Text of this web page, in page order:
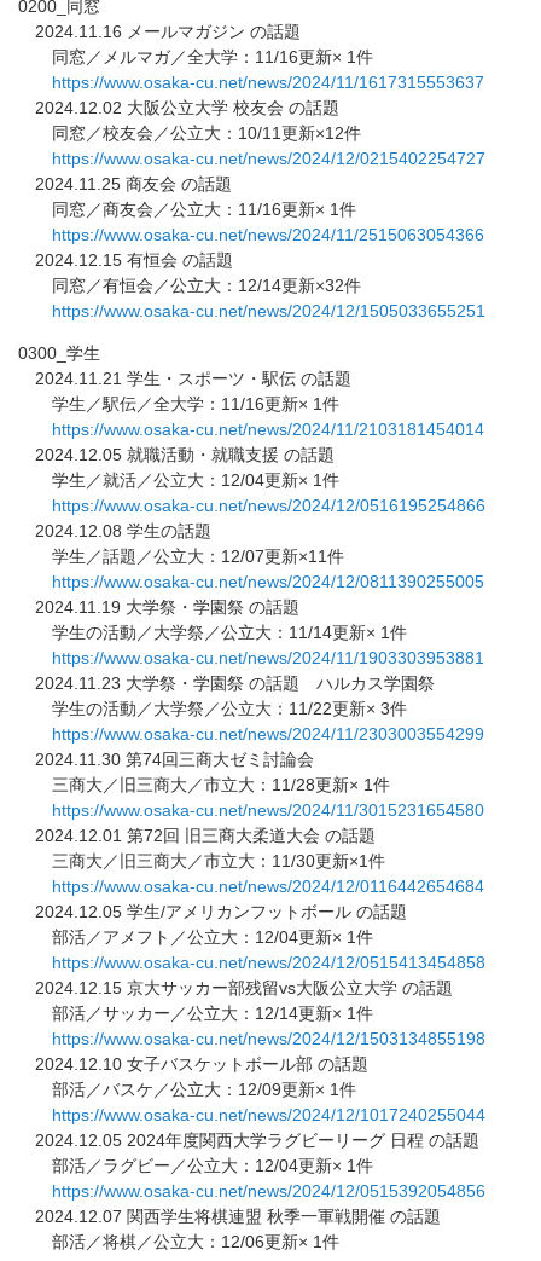
0200_同窓
2024.11.16 メールマガジン の話題
同窓／メルマガ／全大学：11/16更新× 1件
https://www.osaka-cu.net/news/2024/11/1617315553637
2024.12.02 大阪公立大学 校友会 の話題
同窓／校友会／公立大：10/11更新×12件
https://www.osaka-cu.net/news/2024/12/0215402254727
2024.11.25 商友会 の話題
同窓／商友会／公立大：11/16更新× 1件
https://www.osaka-cu.net/news/2024/11/2515063054366
2024.12.15 有恒会 の話題
同窓／有恒会／公立大：12/14更新×32件
https://www.osaka-cu.net/news/2024/12/1505033655251
0300_学生
2024.11.21 学生・スポーツ・駅伝 の話題
学生／駅伝／全大学：11/16更新× 1件
https://www.osaka-cu.net/news/2024/11/2103181454014
2024.12.05 就職活動・就職支援 の話題
学生／就活／公立大：12/04更新× 1件
https://www.osaka-cu.net/news/2024/12/0516195254866
2024.12.08 学生の話題
学生／話題／公立大：12/07更新×11件
https://www.osaka-cu.net/news/2024/12/0811390255005
2024.11.19 大学祭・学園祭 の話題
学生の活動／大学祭／公立大：11/14更新× 1件
https://www.osaka-cu.net/news/2024/11/1903303953881
2024.11.23 大学祭・学園祭 の話題 ハルカス学園祭
学生の活動／大学祭／公立大：11/22更新× 3件
https://www.osaka-cu.net/news/2024/11/2303003554299
2024.11.30 第74回三商大ゼミ討論会
三商大／旧三商大／市立大：11/28更新× 1件
https://www.osaka-cu.net/news/2024/11/3015231654580
2024.12.01 第72回 旧三商大柔道大会 の話題
三商大／旧三商大／市立大：11/30更新×1件
https://www.osaka-cu.net/news/2024/12/0116442654684
2024.12.05 学生/アメリカンフットボール の話題
部活／アメフト／公立大：12/04更新× 1件
https://www.osaka-cu.net/news/2024/12/0515413454858
2024.12.15 京大サッカー部残留vs大阪公立大学 の話題
部活／サッカー／公立大：12/14更新× 1件
https://www.osaka-cu.net/news/2024/12/1503134855198
2024.12.10 女子バスケットボール部 の話題
部活／バスケ／公立大：12/09更新× 1件
https://www.osaka-cu.net/news/2024/12/1017240255044
2024.12.05 2024年度関西大学ラグビーリーグ 日程 の話題
部活／ラグビー／公立大：12/04更新× 1件
https://www.osaka-cu.net/news/2024/12/0515392054856
2024.12.07 関西学生将棋連盟 秋季一軍戦開催 の話題
部活／将棋／公立大：12/06更新× 1件